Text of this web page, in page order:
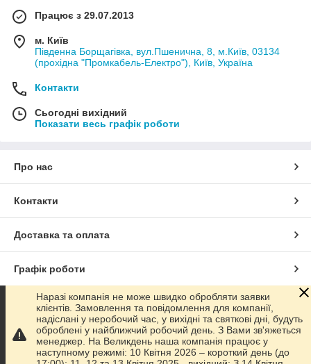
Працює з 29.07.2013
м. Київ
Південна Борщагівка, вул.Пшенична, 8, м.Київ, 03134
(прохідна "Промкабель-Електро"), Київ, Україна
Контакти
Сьогодні вихідний
Показати весь графік роботи
Про нас
Контакти
Доставка та оплата
Графік роботи
Повна версія сайту
Сайт створено на маркетплейсіProm.ua
Наразі компанія не може швидко обробляти заявки
клієнтів. Замовлення та повідомлення для компанії,
надіслані у неробочий час, у вихідні та святкові дні, будуть
оброблені у найближчий робочий день. З Вами зв'яжеться
менеджер. На Великдень наша компанія працює у
наступному режимі: 10 Квітня 2026 – короткий день (до